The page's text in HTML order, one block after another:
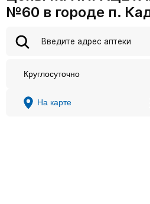
№60 в городе п.
Круглосуточно
На карте